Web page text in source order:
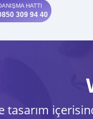
HATTI
309 94 40
tasarım